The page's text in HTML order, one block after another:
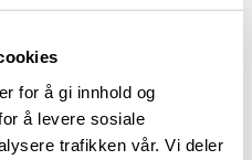
for å gi innhold og
å levere sosiale
trafikken vår. Vi deler
har han skrevet
en spesiell god evne til
mørkeste irrganger. Vi
samtale